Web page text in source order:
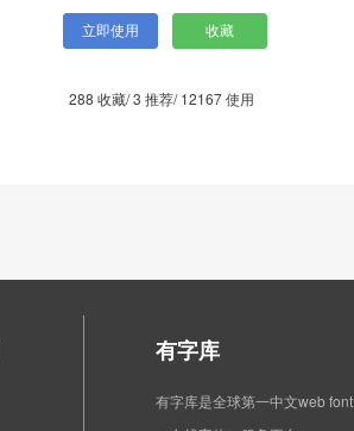
288 收藏/3 推荐/12167使用
有字库
有字库是全球第一中文web font